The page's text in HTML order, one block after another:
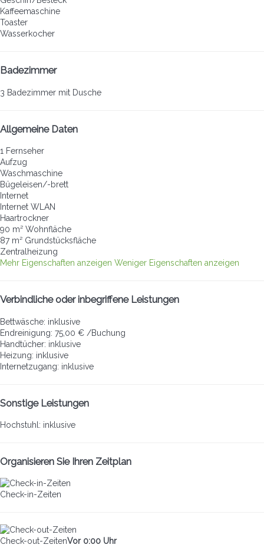
Kaffeemaschine
Toaster
Wasserkocher
Badezimmer
3 Badezimmer mit Dusche
Allgemeine Daten
1 Fernseher
Aufzug
Waschmaschine
Bügeleisen/-brett
Internet
Internet WLAN
Haartrockner
90 m² Wohnfläche
87 m² Grundstücksfläche
Zentralheizung
Mehr Eigenschaften anzeigen Weniger Eigenschaften anzeigen
Verbindliche oder inbegriffene Leistungen
Bettwäsche: inklusive
Endreinigung: 75,00 € /Buchung
Handtücher: inklusive
Heizung: inklusive
Internetzugang: inklusive
Sonstige Leistungen
Hochstuhl: inklusive
Organisieren Sie Ihren Zeitplan
Check-in-Zeiten
Check-out-ZeitenVor 0:00 Uhr